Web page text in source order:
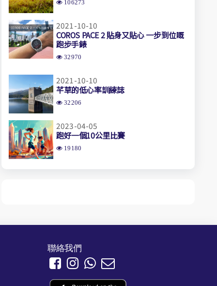
106273
2021-10-10
COROS PACE 2 貼身又貼心 一步到位嘅
跑步手錶
32970
2021-10-10
芊草的低心率訓練誌
32206
2023-04-05
跑好一個10公里比賽
19180
聯絡我們